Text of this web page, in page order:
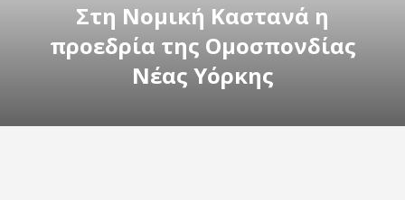
Στη Νομική Καστανά η
προεδρία της Ομοσπονδίας
Νέας Υόρκης